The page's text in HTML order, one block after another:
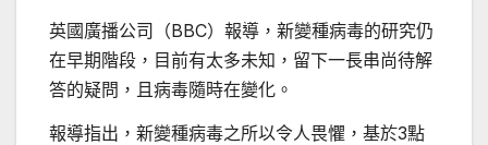
英國廣播公司（BBC）報導，新變種病毒的研究仍
在早期階段，目前有太多未知，留下一長串尚待解
答的疑問，且病毒隨時在變化。
報導指出，新變種病毒之所以令人畏懼，基於3點